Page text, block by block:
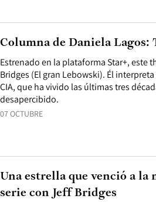
07 OCTUBRE
Estrenado en la plataforma Star+, este
Bridges (El gran Lebowski). Él
CIA, que ha vivido las últimas tres
desapercibido.
Columna de Daniela Lagos:
Una estrella que venció a
serie con Jeff Bridges